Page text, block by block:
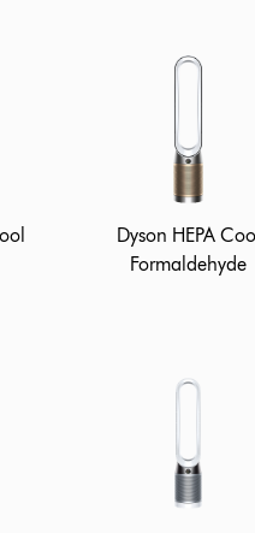
Dyson HEPA Cool
Formaldehyde